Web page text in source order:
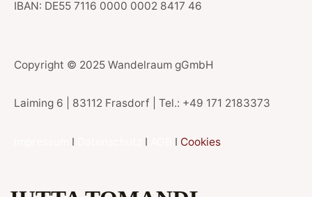
IBAN: DE55 7116 0000 0002 8417 46
Copyright © 2025 Wandelraum gGmbH
Laiming 6 | 83112 Frasdorf | Tel.: +49 171 2183373
I I I Cookies